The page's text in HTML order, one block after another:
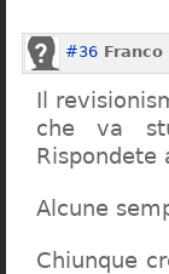
#36
Il
che va
Rispondete
Alcune
Chiunque